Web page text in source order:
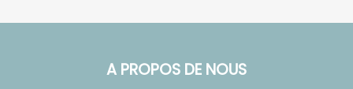
A PROPOS DE NOUS